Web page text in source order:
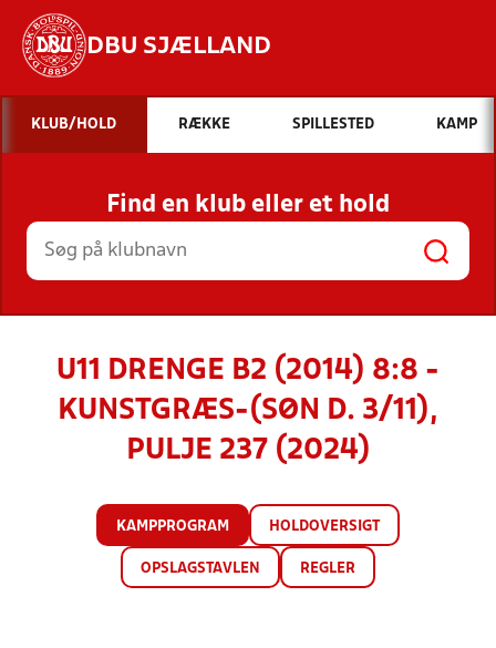
DBU SJÆLLAND
Hvad vil du søge efter?
INDHOLD OG NYHEDER
STILLINGER, RESULTATER, KLUBBER OG
HOLD
KLUB/HOLD RÆKKE SPILLESTED KAMP
Find en klub eller et hold
U11 DRENGE B2 (2014) 8:8 -
KUNSTGRÆS-(SØN D. 3/11),
PULJE 237 (2024)
KAMPPROGRAM HOLDOVERSIGT
OPSLAGSTAVLEN REGLER